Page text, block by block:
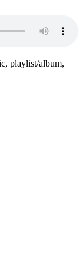
playlist/album,